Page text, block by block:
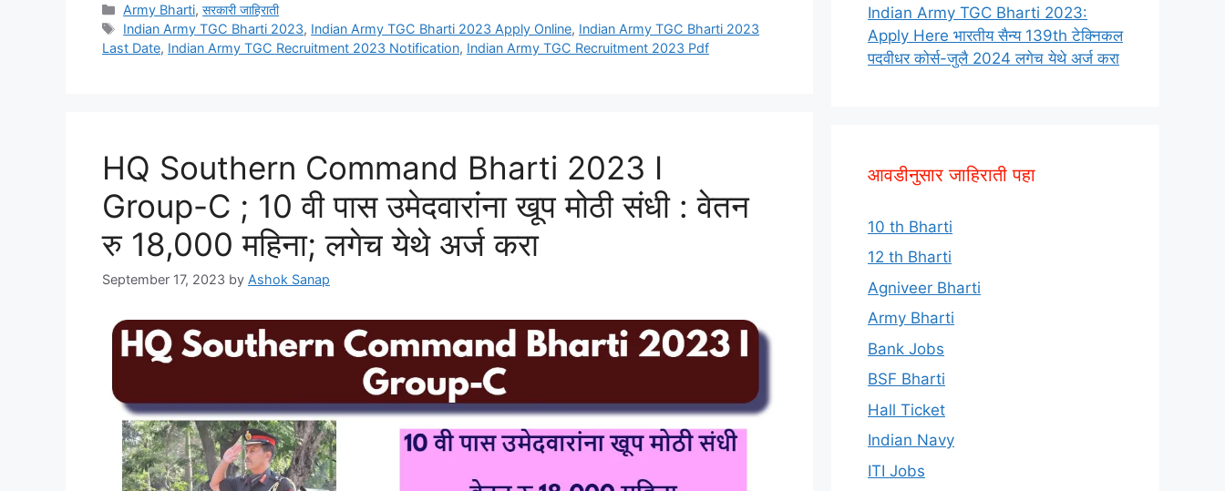
Categories
Army Bharti,सरकारी जाहिराती
Tags
Indian Army TGC Bharti 2023, Indian Army TGC Bharti 2023 Apply Online, Indian Army TGC Bharti 2023
Last Date, Indian Army TGC Recruitment 2023 Notification, Indian Army TGC Recruitment 2023 Pdf
HQ Southern Command Bharti 2023 I
Group-C ; 10 वी पास उमेदवारांंना खूप मोठी संधी : वेतन
रु 18,000 महिना; लगेच येथे अर्ज करा
September 17, 2023 by Ashok Sanap
Indian Army TGC Bharti 2023:
Apply Here भारतीय सैन्य 139th टेक्निकल
पदवीधर कोर्स-जुलै 2024 लगेच येथे अर्ज करा
आवडीनुसार जाहिराती पहा
10 th Bharti
12 th Bharti
Agniveer Bharti
Army Bharti
Bank Jobs
BSF Bharti
Hall Ticket
Indian Navy
ITI Jobs